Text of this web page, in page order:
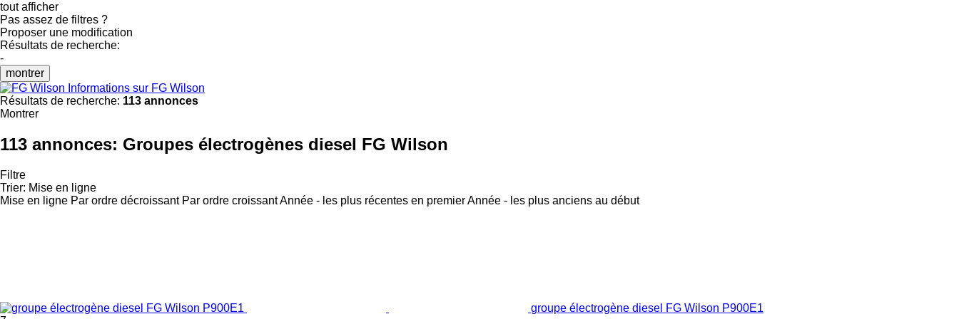
tout afficher
Pas assez de filtres ?
Proposer une modification
Résultats de recherche:
-
montrer
Informations sur FG Wilson
Résultats de recherche: 113 annonces
Montrer
113 annonces: Groupes électrogènes diesel FG Wilson
Filtre
Trier: Mise en ligne
Mise en ligne Par ordre décroissant Par ordre croissantAnnée - les plus récentes en premierAnnée - les plus anciens au début
groupe électrogène diesel FG Wilson P900E1